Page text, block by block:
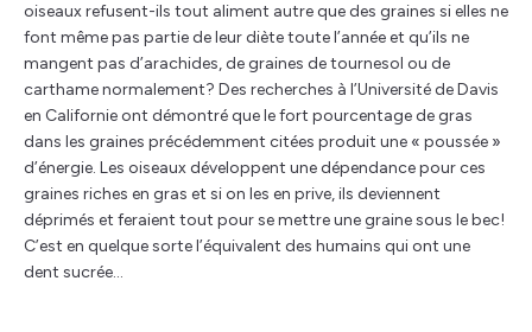
oiseaux refusent-ils tout aliment autre que des graines si elles ne
font même pas partie de leur diète toute l’année et qu’ils ne
mangent pas d’arachides, de graines de tournesol ou de
carthame normalement? Des recherches à l’Université de Davis
en Californie ont démontré que le fort pourcentage de gras
dans les graines précédemment citées produit une « poussée »
d’énergie. Les oiseaux développent une dépendance pour ces
graines riches en gras et si on les en prive, ils deviennent
déprimés et feraient tout pour se mettre une graine sous le bec!
C’est en quelque sorte l’équivalent des humains qui ont une
dent sucrée…